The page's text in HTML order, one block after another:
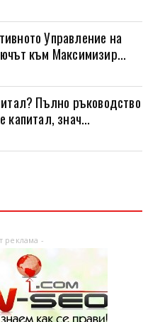
Управление на
към Максимизир...
Пълно ръководство
капитал, знач...
реклама -